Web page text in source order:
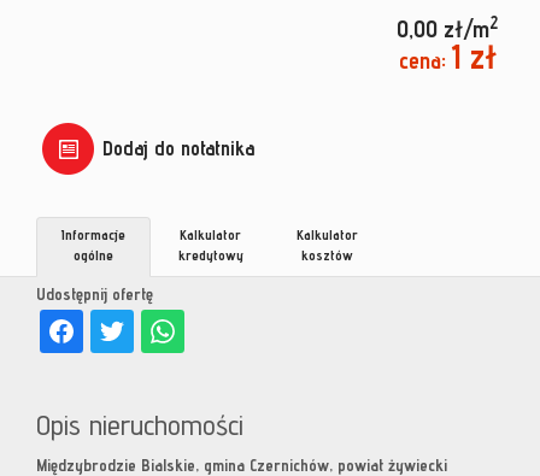
0,00 zł/m2
cena: 1 zł
Dodaj do notatnika
Udostępnij ofertę
Informacje
ogólne
Kalkulator
kredytowy
Kalkulator
kosztów
Opis nieruchomości
Międzybrodzie Bialskie, gmina Czernichów, powiat żywiecki